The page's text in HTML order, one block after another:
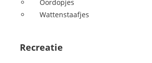
Oordopjes
Wattenstaafjes
Recreatie